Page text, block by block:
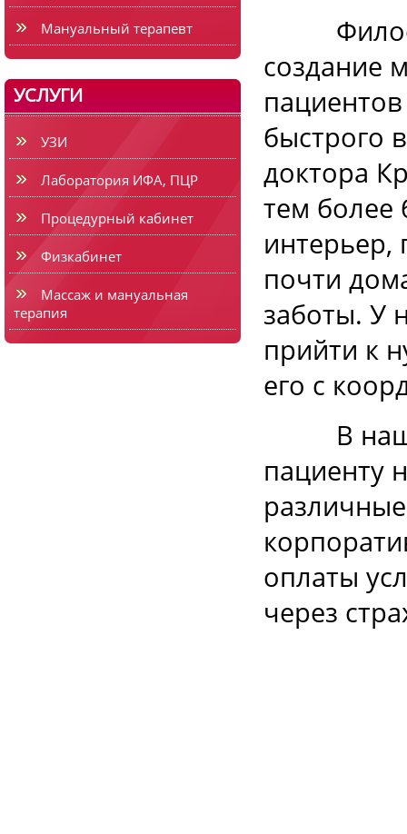
Мануальный терапевт
УСЛУГИ
УЗИ
Лаборатория ИФА, ПЦР
Процедурный кабинет
Физкабинет
Массаж и мануальная
терапия
создание
быстрого
доктора
тем
интерьер,
почти
заботы. У
прийти к
его с
В нашей
пациенту
оплаты
через